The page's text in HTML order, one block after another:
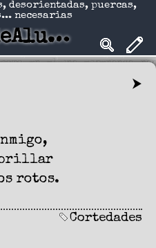
desorientadas, puercas,
necesarias
OrquideAlucinadA
⮞
brillar
rotos.
Cortedades